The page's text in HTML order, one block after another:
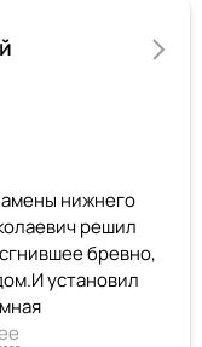
нижнего
решил
бревно,
установил